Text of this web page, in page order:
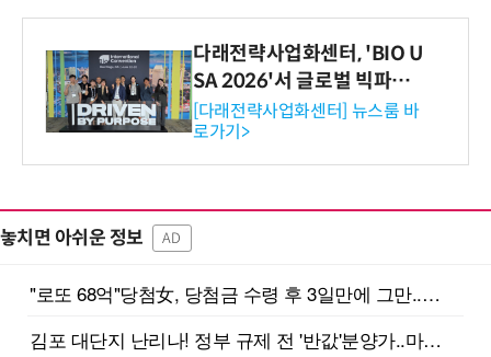
다래전략사업화센터, 'BIO U
SA 2026'서 글로벌 빅파마
와의 비즈니스 미팅 지원…K
-바이오 해외 진출 교두보 확
보
[다래전략사업화센터] 뉴스룸 바
로가기>
놓치면 아쉬운 정보 AD